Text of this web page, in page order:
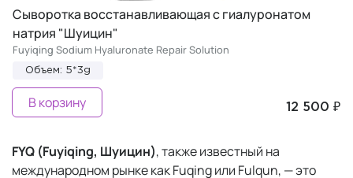
Сыворотка восстанавливающая с гиалуронатом
натрия "Шуицин"
Fuyiqing Sodium Hyaluronate Repair Solution
Объем: 5*3g
12 500 ₽
В корзину
FYQ (Fuyiqing, Шуицин), также известный на
международном рынке как Fuqing или Fulqun, — это